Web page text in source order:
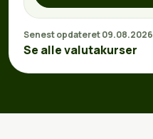
Senest opdateret 09.08.2026
Se alle valutakurser